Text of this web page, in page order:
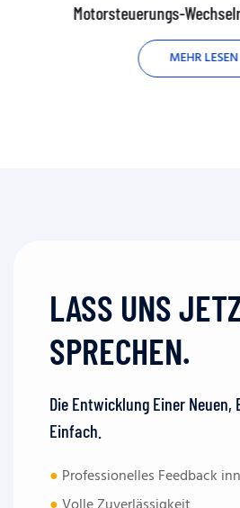
Motorsteuerungs-
MEHR LESEN
LASS UNS
SPRECHEN.
Die Entwicklung Einer
Einfach.
● Professionelles Feedback